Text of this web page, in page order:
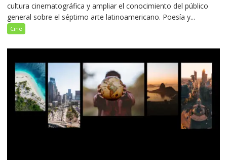
cultura cinematográfica y ampliar el conocimiento del público
general sobre el séptimo arte latinoamericano. Poesía y...
Cine